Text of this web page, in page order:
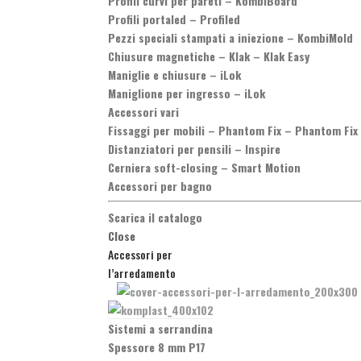
Profili portaled – Profiled
Pezzi speciali stampati a iniezione – KombiMold
Chiusure magnetiche – Klak – Klak Easy
Maniglie e chiusure – iLok
Maniglione per ingresso – iLok
Accessori vari
Fissaggi per mobili – Phantom Fix – Phantom
Distanziatori per pensili – Inspire
Cerniera soft-closing – Smart Motion
Accessori per bagno
Scarica il catalogo
Close
Accessori per
l’arredamento
Sistemi a serrandina
Spessore 8 mm P17